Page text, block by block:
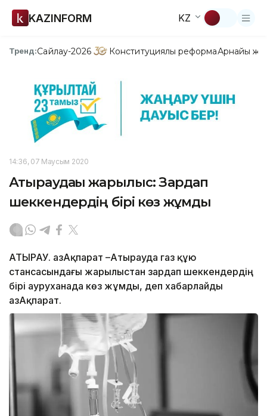
KAZINFORM KZ
Тренд:Сайлау-2026 Конституциялық реформаАрнайы
14:36, 07 Маусым 2020
Атыраудағы жарылыс: Зардап
шеккендердің бірі көз жұмды
АТЫРАУ. ҚазАқпарат –Атырауда газ құю
стансасындағы жарылыстан зардап шеккендердің
бірі ауруханада көз жұмды, деп хабарлайды
ҚазАқпарат.